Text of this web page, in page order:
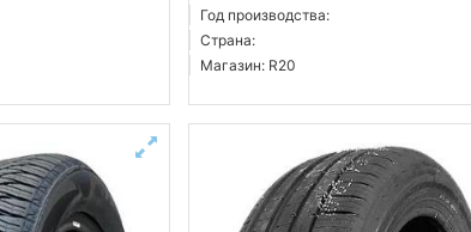
Год производства:
Страна:
Магазин: R20